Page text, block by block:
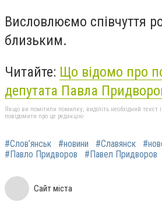
Висловлюємо співчуття
близьким.
Читайте: Що відомо про
депутата Павла
Якщо ви помітили помилку, виділіть необхідний текст
повідомити про це редакцію
#Слов’янськ #новини #Славянск
#Павло Придворов
#Павел Придворов
Сайт міста